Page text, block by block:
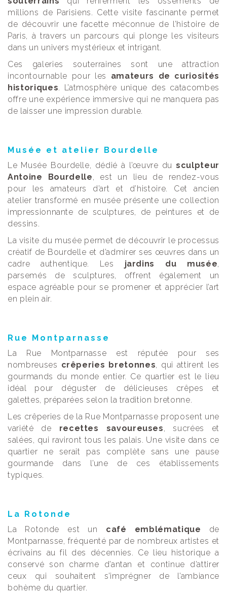
millions de Parisiens. Cette visite fascinante permet
de découvrir une facette méconnue de l’histoire de
Paris, à travers un parcours qui plonge les visiteurs
dans un univers mystérieux et intrigant.
Ces galeries souterraines sont une attraction
incontournable pour les amateurs de curiosités
historiques . L’atmosphère unique des catacombes
offre une expérience immersive qui ne manquera pas
de laisser une impression durable.
Musée et atelier Bourdelle
Le Musée Bourdelle, dédié à l’œuvre dusculpteur
Antoine Bourdelle , est un lieu de rendez-vous
pour les amateurs d’art et d’histoire. Cet ancien
atelier transformé en musée présente une collection
impressionnante de sculptures, de peintures et de
dessins.
La visite du musée permet de découvrir le processus
créatif de Bourdelle et d’admirer ses œuvres dans un
cadre authentique. Les jardins du musée
parsemés de sculptures, offrent également un
espace agréable pour se promener et apprécier l’art
en plein air.
Rue Montparnasse
La Rue Montparnasse est réputée pour ses
nombreuses crêperies bretonnes , qui attirent les
gourmands du monde entier. Ce quartier est le lieu
idéal pour déguster de délicieuses crêpes et
galettes, préparées selon la tradition bretonne.
Les crêperies de la Rue Montparnasse proposent une
variété de recettes savoureuses , sucrées et
salées, qui raviront tous les palais. Une visite dans ce
quartier ne serait pas complète sans une pause
gourmande dans l’une de ces établissements
typiques.
La Rotonde
La Rotonde est un café emblématique de
Montparnasse, fréquenté par de nombreux artistes et
écrivains au fil des décennies. Ce lieu historique a
conservé son charme d’antan et continue d’attirer
ceux qui souhaitent s’imprégner de l’ambiance
bohème du quartier.